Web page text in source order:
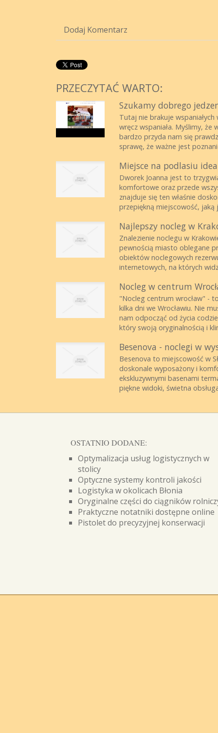
Dodaj Komentarz
PRZECZYTAĆ WARTO:
Szukamy dobrego
Tutaj nie brakuje
wręcz wspaniała. Myślimy,
bardzo przyda nam się
sprawę, że ważne jest
Miejsce na podlasiu
Dworek Joanna jest to
komfortowe oraz przede
znajduje się ten właśnie
przepiękną miejscowość, jaką
Najlepszy nocleg w
Znalezienie noclegu w
pewnością miasto oblegane
obiektów noclegowych
internetowych, na których
Nocleg w centrum
"Nocleg centrum wrocław" -
kilka dni we Wrocławiu. Nie
nam odpocząć od życia
który swoją oryginalnością i
Besenova - noclegi w
Besenova to miejscowość w
doskonale wyposażony i
ekskluzywnymi basenami
piękne widoki, świetna
OSTATNIO DODANE:
Optymalizacja usług logistycznych w
stolicy
Optyczne systemy kontroli jakości
Logistyka w okolicach Błonia
Oryginalne części do ciągników
Praktyczne notatniki dostępne online
Pistolet do precyzyjnej konserwacji